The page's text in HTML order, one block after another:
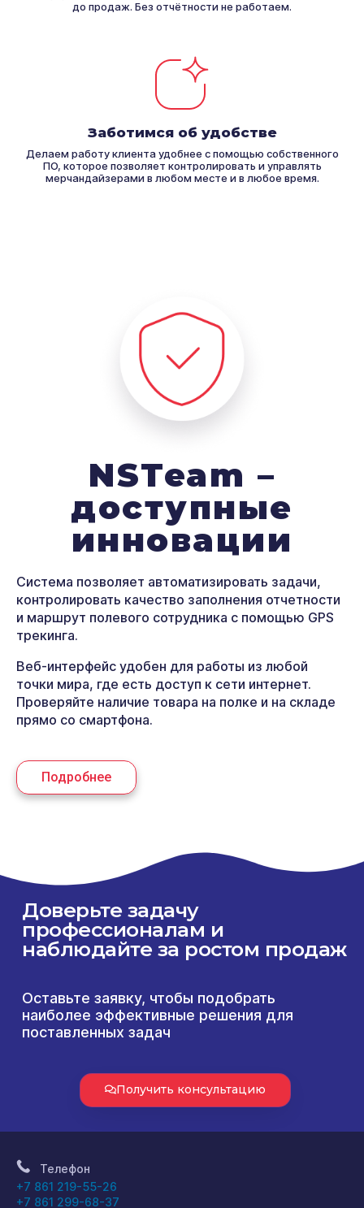
до продаж. Без отчётности не работаем.
Заботимся об удобстве
Делаем работу клиента удобнее с помощью собственного
ПО, которое позволяет контролировать и управлять
мерчандайзерами в любом месте и в любое время.
NSTeam –
доступные
инновации
Система позволяет автоматизировать задачи,
контролировать качество заполнения отчетности
и маршрут полевого сотрудника с помощью GPS
трекинга.
Веб-интерфейс удобен для работы из любой
точки мира, где есть доступ к сети интернет.
Проверяйте наличие товара на полке и на складе
прямо со смартфона.
Подробнее
Доверьте задачу
профессионалам и
наблюдайте за ростом продаж
Оставьте заявку, чтобы подобрать
наиболее эффективные решения для
поставленных задач
Получить консультацию
Телефон
+7 861 219-55-26
+7 861 299-68-37